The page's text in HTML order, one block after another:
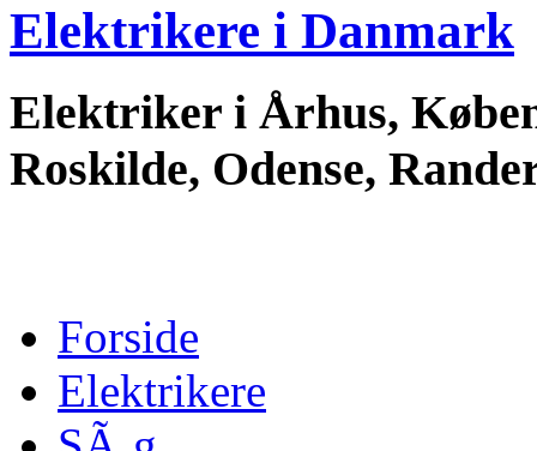
Elektrikere i Danmark
Elektriker i Århus,
Roskilde, Odense,
Forside
Elektrikere